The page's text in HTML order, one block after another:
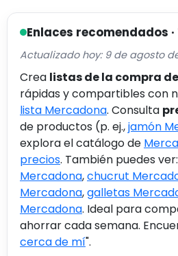
Enlaces recomendados
Actualizado hoy: 9 de agosto
Crea listas de la compra
rápidas y compartibles con
lista Mercadona. Consulta
de productos (p. ej.,jamón
explora el catálogo de
precios. También puedes ver:
Mercadona,chucrut
Mercadona,galletas
Mercadona. Ideal para
ahorrar cada semana.
cerca de mí".